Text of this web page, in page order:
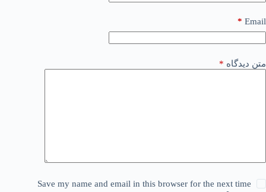
Email
*
متن دیدگاه *
Save my name and email in this browser for the next time